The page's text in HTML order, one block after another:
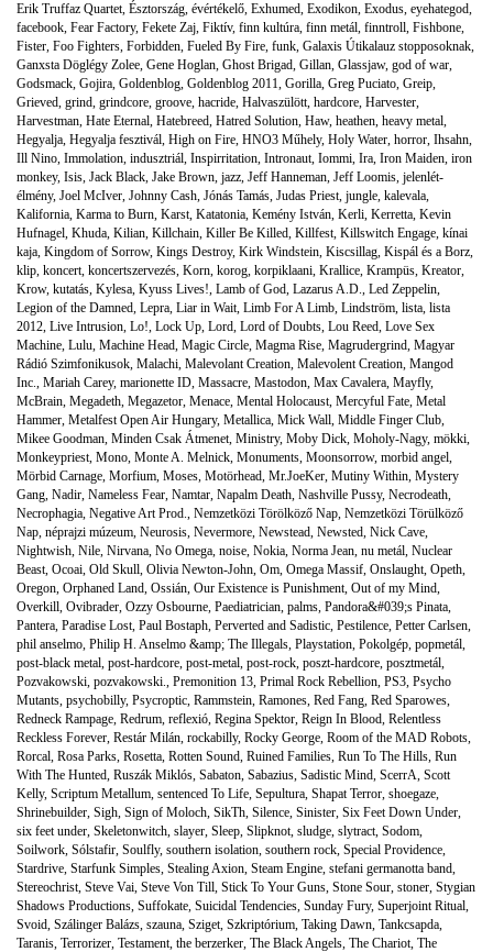
Erik Truffaz Quartet, Észtország, évértékelő, Exhumed, Exodikon, Exodus, eyehategod,
facebook, Fear Factory, Fekete Zaj, Fiktív, finn kultúra, finn metál, finntroll, Fishbone,
Fister, Foo Fighters, Forbidden, Fueled By Fire, funk, Galaxis Útikalauz stopposoknak,
Ganxsta Döglégy Zolee, Gene Hoglan, Ghost Brigad, Gillan, Glassjaw, god of war,
Godsmack, Gojira, Goldenblog, Goldenblog 2011, Gorilla, Greg Puciato, Greip,
Grieved, grind, grindcore, groove, hacride, Halvaszülött, hardcore, Harvester,
Harvestman, Hate Eternal, Hatebreed, Hatred Solution, Haw, heathen, heavy metal,
Hegyalja, Hegyalja fesztivál, High on Fire, HNO3 Műhely, Holy Water, horror, Ihsahn,
Ill Nino, Immolation, indusztriál, Inspirritation, Intronaut, Iommi, Ira, Iron Maiden, iron
monkey, Isis, Jack Black, Jake Brown, jazz, Jeff Hanneman, Jeff Loomis, jelenlét-
élmény, Joel McIver, Johnny Cash, Jónás Tamás, Judas Priest, jungle, kalevala,
Kalifornia, Karma to Burn, Karst, Katatonia, Kemény István, Kerli, Kerretta, Kevin
Hufnagel, Khuda, Kilian, Killchain, Killer Be Killed, Killfest, Killswitch Engage, kínai
kaja, Kingdom of Sorrow, Kings Destroy, Kirk Windstein, Kiscsillag, Kispál és a Borz,
klip, koncert, koncertszervezés, Korn, korog, korpiklaani, Krallice, Krampüs, Kreator,
Krow, kutatás, Kylesa, Kyuss Lives!, Lamb of God, Lazarus A.D., Led Zeppelin,
Legion of the Damned, Lepra, Liar in Wait, Limb For A Limb, Lindström, lista, lista
2012, Live Intrusion, Lo!, Lock Up, Lord, Lord of Doubts, Lou Reed, Love Sex
Machine, Lulu, Machine Head, Magic Circle, Magma Rise, Magrudergrind, Magyar
Rádió Szimfonikusok, Malachi, Malevolant Creation, Malevolent Creation, Mangod
Inc., Mariah Carey, marionette ID, Massacre, Mastodon, Max Cavalera, Mayfly,
McBrain, Megadeth, Megazetor, Menace, Mental Holocaust, Mercyful Fate, Metal
Hammer, Metalfest Open Air Hungary, Metallica, Mick Wall, Middle Finger Club,
Mikee Goodman, Minden Csak Átmenet, Ministry, Moby Dick, Moholy-Nagy, mökki,
Monkeypriest, Mono, Monte A. Melnick, Monuments, Moonsorrow, morbid angel,
Mörbid Carnage, Morfium, Moses, Motörhead, Mr.JoeKer, Mutiny Within, Mystery
Gang, Nadir, Nameless Fear, Namtar, Napalm Death, Nashville Pussy, Necrodeath,
Necrophagia, Negative Art Prod., Nemzetközi Törölköző Nap, Nemzetközi Törülköző
Nap, néprajzi múzeum, Neurosis, Nevermore, Newstead, Newsted, Nick Cave,
Nightwish, Nile, Nirvana, No Omega, noise, Nokia, Norma Jean, nu metál, Nuclear
Beast, Ocoai, Old Skull, Olivia Newton-John, Om, Omega Massif, Onslaught, Opeth,
Oregon, Orphaned Land, Ossián, Our Existence is Punishment, Out of my Mind,
Overkill, Ovibrader, Ozzy Osbourne, Paediatrician, palms, Pandora&#039;s Pinata,
Pantera, Paradise Lost, Paul Bostaph, Perverted and Sadistic, Pestilence, Petter Carlsen,
phil anselmo, Philip H. Anselmo &amp; The Illegals, Playstation, Pokolgép, popmetál,
post-black metal, post-hardcore, post-metal, post-rock, poszt-hardcore, posztmetál,
Pozvakowski, pozvakowski., Premonition 13, Primal Rock Rebellion, PS3, Psycho
Mutants, psychobilly, Psycroptic, Rammstein, Ramones, Red Fang, Red Sparowes,
Redneck Rampage, Redrum, reflexió, Regina Spektor, Reign In Blood, Relentless
Reckless Forever, Restár Milán, rockabilly, Rocky George, Room of the MAD Robots,
Rorcal, Rosa Parks, Rosetta, Rotten Sound, Ruined Families, Run To The Hills, Run
With The Hunted, Ruszák Miklós, Sabaton, Sabazius, Sadistic Mind, ScerrA, Scott
Kelly, Scriptum Metallum, sentenced To Life, Sepultura, Shapat Terror, shoegaze,
Shrinebuilder, Sigh, Sign of Moloch, SikTh, Silence, Sinister, Six Feet Down Under,
six feet under, Skeletonwitch, slayer, Sleep, Slipknot, sludge, slytract, Sodom,
Soilwork, Sólstafir, Soulfly, southern isolation, southern rock, Special Providence,
Stardrive, Starfunk Simples, Stealing Axion, Steam Engine, stefani germanotta band,
Stereochrist, Steve Vai, Steve Von Till, Stick To Your Guns, Stone Sour, stoner, Stygian
Shadows Productions, Suffokate, Suicidal Tendencies, Sunday Fury, Superjoint Ritual,
Svoid, Szálinger Balázs, szauna, Sziget, Szkriptórium, Taking Dawn, Tankcsapda,
Taranis, Terrorizer, Testament, the berzerker, The Black Angels, The Chariot, The